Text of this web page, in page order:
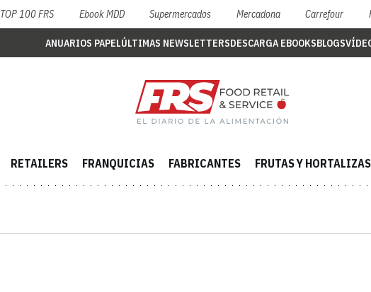
TOP 100 FRS Ebook MDD Supermercados Mercadona Carrefour
ANUARIOS PAPELÚLTIMAS NEWSLETTERSDESCARGA EBOOKSBLOGS
RETAILERS FRANQUICIAS FABRICANTES FRUTAS Y HORTALIZAS